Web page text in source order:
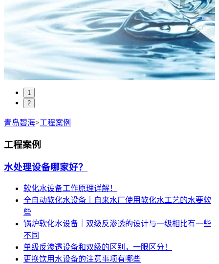
1
2
青岛碧海>工程案例
工程案例
水处理设备哪家好？
软化水设备工作原理详解！
全自动软化水设备｜自来水厂使用软化水工艺的水要软
些
锅炉软化水设备｜双级反渗透的设计与一级相比有一些
不同
单级反渗透设备和双级的区别，一眼区分！
更换饮用水设备的注意事项有哪些